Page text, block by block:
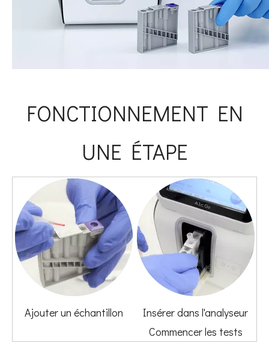
FONCTIONNEMENT EN
UNE ÉTAPE
Ajouter un échantillon
Insérer dans l'analyseur
Commencer les tests